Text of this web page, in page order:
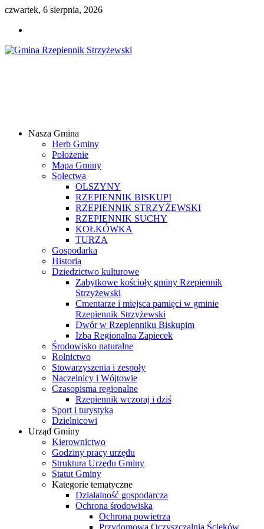
czwartek, 6 sierpnia, 2026
Samorządowy
Internetowy
Nasza Gmina
Herb Gminy
Położenie
Mapa Gminy
Sołectwa
OLSZYNY
RZEPIENNIK BISKUPI
RZEPIENNIK STRZYŻEWSKI
RZEPIENNIK SUCHY
KOŁKÓWKA
TURZA
Gospodarka
Historia
Dziedzictwo kulturowe
Zabytkowe kościoły gminy Rzepiennik
Strzyżewski
Cmentarze i miejsca pamięci w gminie
Rzepiennik Strzyżewski
Dwór w Rzepienniku Biskupim
Izba Regionalna Zapiecek
Środowisko naturalne
Rolnictwo
Stowarzyszenia i zespoły
Naczelnicy i Wójtowie
Czasopisma regionalne
Rzepiennik wczoraj i dziś
Sport i turystyka
Dzielnicowi
Urząd Gminy
Kierownictwo
Godziny pracy urzędu
Struktura Urzędu Gminy
Statut Gminy
Kategorie tematyczne
Działalność gospodarcza
Ochrona środowiska
Ochrona powietrza